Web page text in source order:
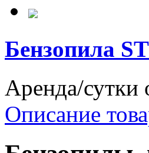
Бензопила
Аренда/сутки
Описание